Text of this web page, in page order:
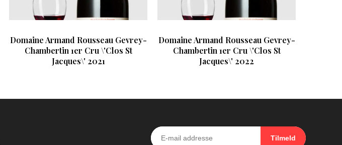
Domaine Armand Rousseau Gevrey-
Chambertin 1er Cru \'Clos St
Jacques\' 2021
Domaine Armand Rousseau Gevrey-
Chambertin 1er Cru \'Clos St
Jacques\' 2022
Tilmeld